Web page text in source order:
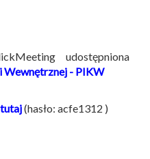
udostępniona
- PIKW
(hasło: acfe1312 )